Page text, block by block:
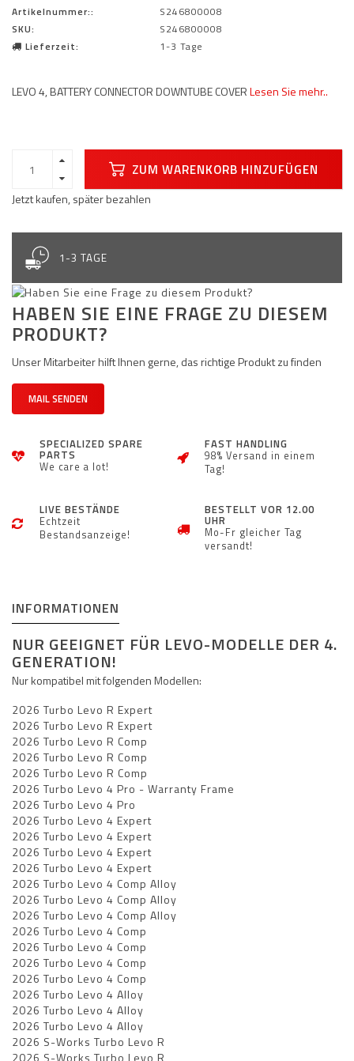
Artikelnummer::
S246800008
SKU:
S246800008
Lieferzeit:
1-3 Tage
LEVO 4, BATTERY CONNECTOR DOWNTUBE COVERLesen Sie mehr..
ZUM WARENKORB HINZUFÜGEN
Jetzt kaufen, später bezahlen
1-3 TAGE
HABEN SIE EINE FRAGE ZU DIESEM
PRODUKT?
Unser Mitarbeiter hilft Ihnen gerne, das richtige Produkt zu finden
MAIL SENDEN
SPECIALIZED SPARE
PARTS
We care a lot!
FAST HANDLING
98% Versand in einem
Tag!
LIVE BESTÄNDE
Echtzeit
Bestandsanzeige!
BESTELLT VOR 12.00
UHR
Mo-Fr gleicher Tag
versandt!
INFORMATIONEN
NUR GEEIGNET FÜR LEVO-MODELLE DER 4.
GENERATION!
Nur kompatibel mit folgenden Modellen:
2026 Turbo Levo R Expert
2026 Turbo Levo R Expert
2026 Turbo Levo R Comp
2026 Turbo Levo R Comp
2026 Turbo Levo R Comp
2026 Turbo Levo 4 Pro - Warranty Frame
2026 Turbo Levo 4 Pro
2026 Turbo Levo 4 Expert
2026 Turbo Levo 4 Expert
2026 Turbo Levo 4 Expert
2026 Turbo Levo 4 Expert
2026 Turbo Levo 4 Comp Alloy
2026 Turbo Levo 4 Comp Alloy
2026 Turbo Levo 4 Comp Alloy
2026 Turbo Levo 4 Comp
2026 Turbo Levo 4 Comp
2026 Turbo Levo 4 Comp
2026 Turbo Levo 4 Comp
2026 Turbo Levo 4 Alloy
2026 Turbo Levo 4 Alloy
2026 Turbo Levo 4 Alloy
2026 S-Works Turbo Levo R
2026 S-Works Turbo Levo R